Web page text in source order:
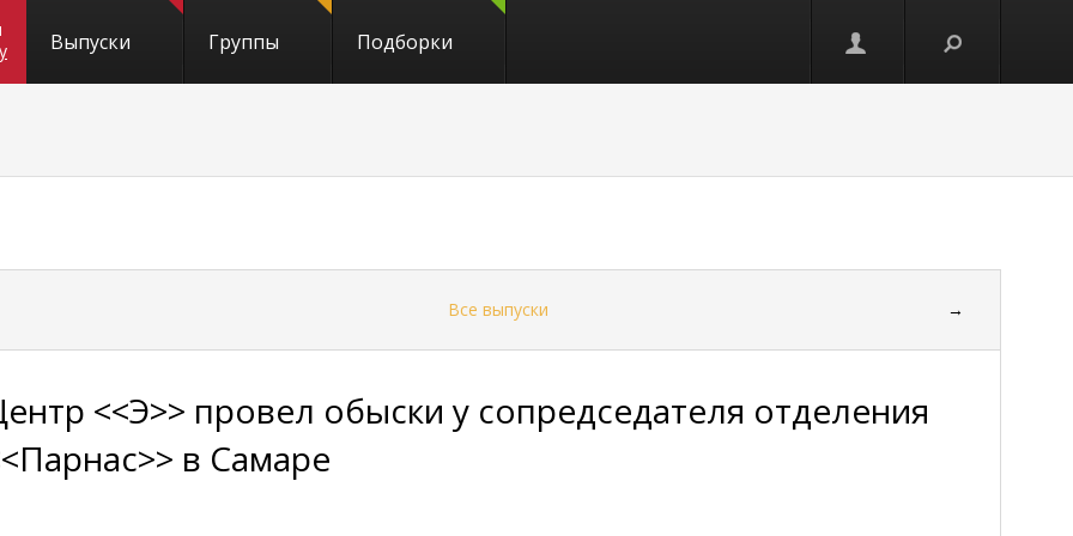
Выпуски Группы Подборки
Все выпуски →
<<Э>> провел обыски у сопредседателя отделения
в Самаре